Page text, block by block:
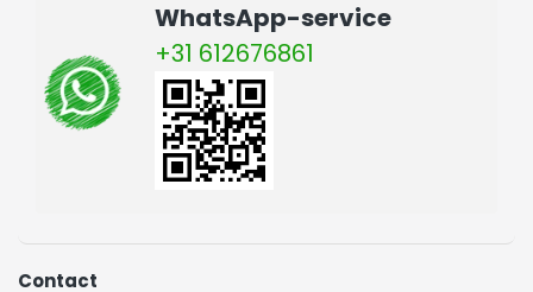
WhatsApp-service
+31 612676861
Contact